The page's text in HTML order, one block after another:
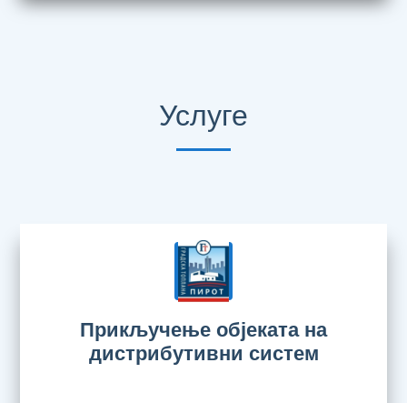
Услуге
Прикључење објеката на
дистрибутивни систем